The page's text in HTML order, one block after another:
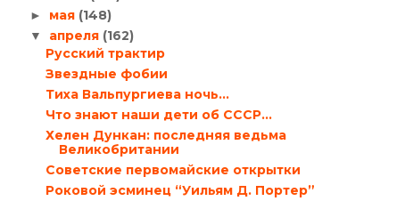
► мая (148)
▼ апреля (162)
Русский трактир
Звездные фобии
Тиха Вальпургиева ночь…
Что знают наши дети об СССР…
Хелен Дункан: последняя ведьма
Великобритании
Советские первомайские открытки
Роковой эсминец “Уильям Д. Портер”